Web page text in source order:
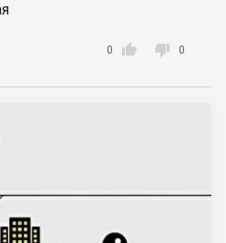

0  0